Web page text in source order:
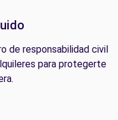
de responsabilidad civil
para protegerte